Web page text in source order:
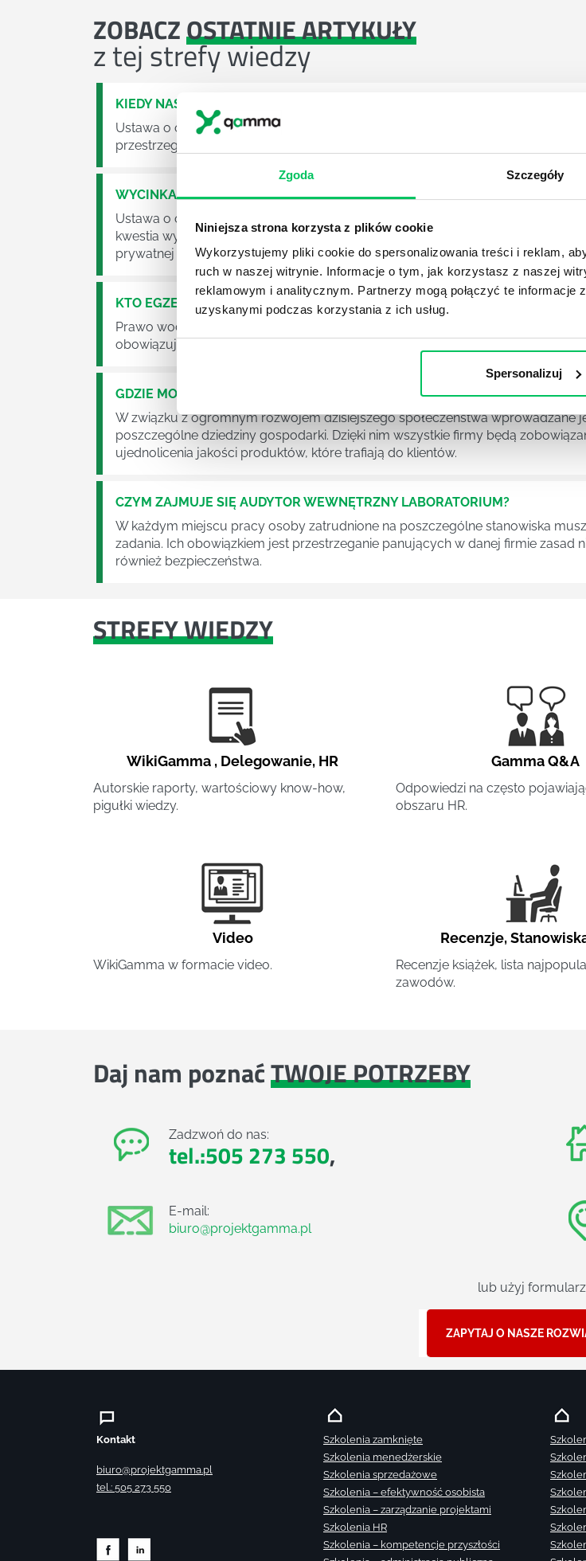
Zgoda Szczegóły
Niniejsza strona korzysta z plików cookie
Wykorzystujemy pliki cookie do spersonalizowania treści i reklam,
ruch w naszej witrynie. Informacje o tym, jak korzystasz z naszej
reklamowym i analitycznym. Partnerzy mogą połączyć te informacje
uzyskanymi podczas korzystania z ich usług.
Spersonalizuj
ZOBACZOSTATNIE ARTYKUŁY
z tej strefy wiedzy
KIEDY NASTĄPI ZMIANA USTAWY O ODPADACH?
Ustawa o odpadach jest dość istotną ustawą dla każdej firmy. Kiedy dokładnie
przestrzeganie będzie już normalnie egzekwowane? Z czym trzeba się tutaj na
WYCINKA DRZEW A USTAWA O OCHRONIE ŚRODOWISKA - CO WARTO
Ustawa o ochronie środowiska obowiązuje każdego z nas – bez wyjątku. Warto
kwestia wycinki drzew. Czy taka wycinka drzew musi być gdziekolwiek
prywatnej posesji można wyciąć cokolwiek?
KTO EGZEKWUJE PRAWO WODNE?
Prawo wodne to dość skomplikowane prawo w ustawodawstwie polskim. Na
obowiązuje? Jak wygląda egzekwowanie prawa wodnego? Na te pytania
GDZIE MOŻEMY ZAPOZNAĆ SIĘ Z WYMAGANIAMI NORM JAKOŚCI
W związku z ogromnym rozwojem dzisiejszego społeczeństwa wprowadzane
poszczególne dziedziny gospodarki. Dzięki nim wszystkie firmy będą
ujednolicenia jakości produktów, które trafiają do klientów.
CZYM ZAJMUJE SIĘ AUDYTOR WEWNĘTRZNY LABORATORIUM?
W każdym miejscu pracy osoby zatrudnione na poszczególne stanowiska
zadania. Ich obowiązkiem jest przestrzeganie panujących w danej firmie
również bezpieczeństwa.
STREFY WIEDZY
WikiGamma , Delegowanie, HR
Autorskie raporty, wartościowy know-how,
pigułki wiedzy.
Gamma Q&A
Odpowiedzi na często
obszaru HR.
Video
WikiGamma w formacie video.
Recenzje,
Recenzje książek, lista
zawodów.
Daj nam poznaćTWOJE POTRZEBY
Zadzwoń do nas:
tel.:505 273 550,
E-mail:
biuro@projektgamma.pl
lub użyj
ZAPYTAJ O NASZE
Kontakt
biuro@projektgamma.pl
tel.: 505 273 550
Szkolenia zamknięte
Szkolenia menedżerskie
Szkolenia sprzedażowe
Szkolenia – efektywność osobista
Szkolenia – zarządzanie projektami
Szkolenia HR
Szkolenia – kompetencje przyszłości